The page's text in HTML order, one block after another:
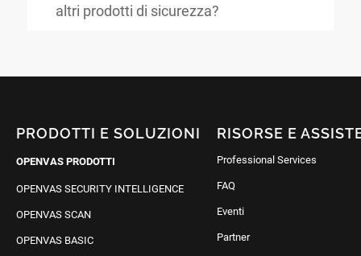
altri prodotti di sicurezza?
PRODOTTI E SOLUZIONI
OPENVAS PRODOTTI
OPENVAS SECURITY INTELLIGENCE
OPENVAS SCAN
OPENVAS BASIC
RISORSE E
Professional Services
FAQ
Eventi
Partner